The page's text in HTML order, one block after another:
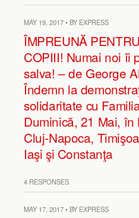
MAY 19, 2017 • BY EXPRESS
ÎMPREUNĂ
COPIII! Numai noi îi
salva! – de George
Îndemn la
solidaritate cu
Duminică, 21 Mai, în
Cluj-Napoca,
Iaşi şi Constanţa
4 RESPONSES
MAY 17, 2017 • BY EXPRESS